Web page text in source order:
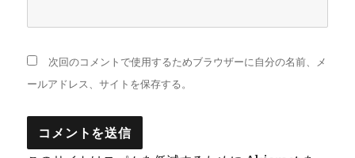
次回のコメントで使用するためブラウザーに自分の名前、メ
ールアドレス、サイトを保存する。